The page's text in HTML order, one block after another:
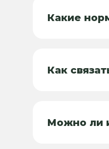
Какие
Как
Можно ли